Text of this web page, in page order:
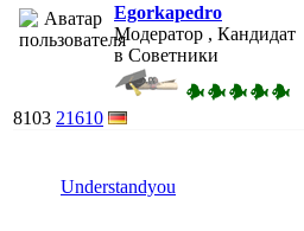
Egorkapedro
Модератор , Кандидат
в Советники
8103 21610
Understandyou